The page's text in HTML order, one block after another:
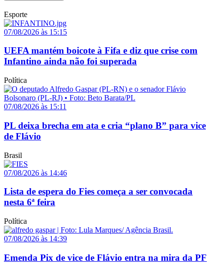
Esporte
07/08/2026 às 15:15
UEFA mantém boicote à Fifa e diz que crise com
Infantino ainda não foi superada
Política
07/08/2026 às 15:11
PL deixa brecha em ata e cria “plano B” para vice
de Flávio
Brasil
07/08/2026 às 14:46
Lista de espera do Fies começa a ser convocada
nesta 6ª feira
Política
07/08/2026 às 14:39
Emenda Pix de vice de Flávio entra na mira da PF